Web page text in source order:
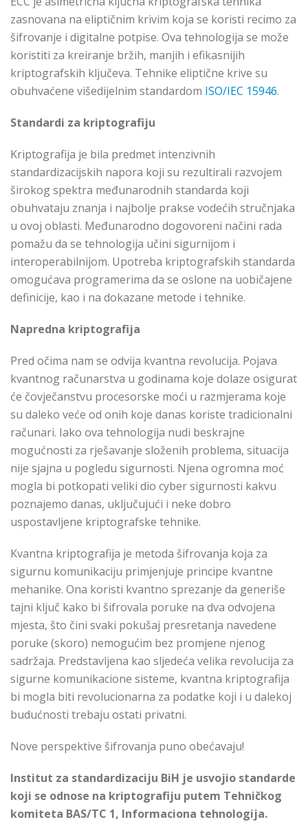
zasnovana na eliptičnim krivim koja se koristi recimo za
šifrovanje i digitalne potpise. Ova tehnologija se može
koristiti za kreiranje bržih, manjih i efikasnijih
kriptografskih ključeva. Tehnike eliptične krive su
obuhvaćene višedijelnim standardom ISO/IEC 15946.
Standardi za kriptografiju
Kriptografija je bila predmet intenzivnih
standardizacijskih napora koji su rezultirali razvojem
širokog spektra međunarodnih standarda koji
obuhvataju znanja i najbolje prakse vodećih stručnjaka
u ovoj oblasti. Međunarodno dogovoreni načini rada
pomažu da se tehnologija učini sigurnijom i
interoperabilnijom. Upotreba kriptografskih standarda
omogućava programerima da se oslone na uobičajene
definicije, kao i na dokazane metode i tehnike.
Napredna kriptografija
Pred očima nam se odvija kvantna revolucija. Pojava
kvantnog računarstva u godinama koje dolaze osigurat
će čovječanstvu procesorske moći u razmjerama koje
su daleko veće od onih koje danas koriste tradicionalni
računari. Iako ova tehnologija nudi beskrajne
mogućnosti za rješavanje složenih problema, situacija
nije sjajna u pogledu sigurnosti. Njena ogromna moć
mogla bi potkopati veliki dio cyber sigurnosti kakvu
poznajemo danas, uključujući i neke dobro
uspostavljene kriptografske tehnike.
Kvantna kriptografija je metoda šifrovanja koja za
sigurnu komunikaciju primjenjuje principe kvantne
mehanike. Ona koristi kvantno sprezanje da generiše
tajni ključ kako bi šifrovala poruke na dva odvojena
mjesta, što čini svaki pokušaj presretanja navedene
poruke (skoro) nemogućim bez promjene njenog
sadržaja. Predstavljena kao sljedeća velika revolucija za
sigurne komunikacione sisteme, kvantna kriptografija
bi mogla biti revolucionarna za podatke koji i u dalekoj
budućnosti trebaju ostati privatni.
Nove perspektive šifrovanja puno obećavaju!
Institut za standardizaciju BiH je usvojio standarde
koji se odnose na kriptografiju putem Tehničkog
komiteta BAS/TC 1, Informaciona tehnologija.